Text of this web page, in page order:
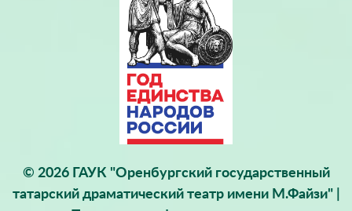
© 2026 ГАУК "Оренбургский государственный
татарский драматический театр имени М.Файзи" |